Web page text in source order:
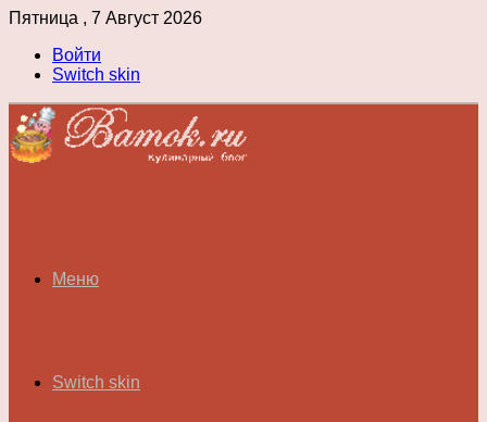
Пятница , 7 Август 2026
Войти
Switch skin
Меню
Switch skin